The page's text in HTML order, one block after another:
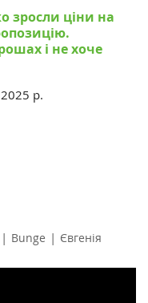
зросли ціни на
і не хоче
р.
| Bunge | Євгенія